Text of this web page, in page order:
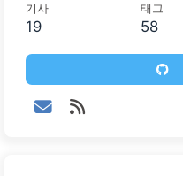
기사
19
태그
58